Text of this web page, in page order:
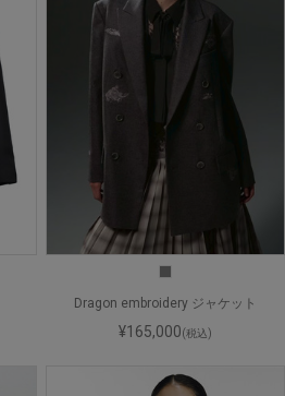
Dragon embroidery ジャケット
¥165,000(税込)